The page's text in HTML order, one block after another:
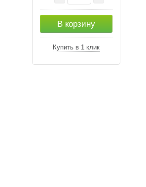
В корзину
Купить в 1 клик